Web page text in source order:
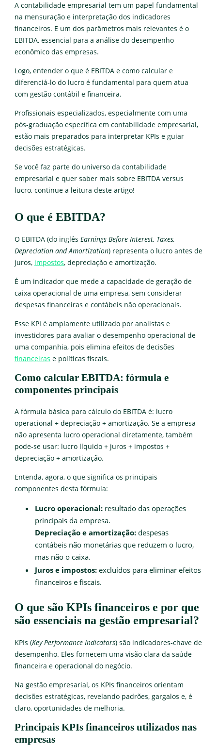
A contabilidade empresarial tem um papel fundamental
na mensuração e interpretação dos indicadores
financeiros. E um dos parâmetros mais relevantes é o
EBITDA, essencial para a análise do desempenho
econômico das empresas.
Logo, entender o que é EBITDA e como calcular e
diferenciá-lo do lucro é fundamental para quem atua
com gestão contábil e financeira.
Profissionais especializados, especialmente com uma
pós-graduação específica em contabilidade empresarial,
estão mais preparados para interpretar KPIs e guiar
decisões estratégicas.
Se você faz parte do universo da contabilidade
empresarial e quer saber mais sobre EBITDA versus
lucro, continue a leitura deste artigo!
O que é EBITDA?
O EBITDA (do inglês Earnings Before Interest, Taxes,
Depreciation and Amortization) representa o lucro antes de
juros, impostos, depreciação e amortização.
É um indicador que mede a capacidade de geração de
caixa operacional de uma empresa, sem considerar
despesas financeiras e contábeis não operacionais.
Esse KPI é amplamente utilizado por analistas e
investidores para avaliar o desempenho operacional de
uma companhia, pois elimina efeitos de decisões
financeiras e políticas fiscais.
Como calcular EBITDA: fórmula e
componentes principais
A fórmula básica para cálculo do EBITDA é: lucro
operacional + depreciação + amortização. Se a empresa
não apresenta lucro operacional diretamente, também
pode-se usar: lucro líquido + juros + impostos +
depreciação + amortização.
Entenda, agora, o que significa os principais
componentes desta fórmula:
Lucro operacional: resultado das operações
principais da empresa.
Depreciação e amortização: despesas
contábeis não monetárias que reduzem o lucro,
mas não o caixa.
Juros e impostos: excluídos para eliminar efeitos
financeiros e fiscais.
O que são KPIs financeiros e por que
são essenciais na gestão empresarial?
KPIs (Key Performance Indicators) são indicadores-chave de
desempenho. Eles fornecem uma visão clara da saúde
financeira e operacional do negócio.
Na gestão empresarial, os KPIs financeiros orientam
decisões estratégicas, revelando padrões, gargalos e, é
claro, oportunidades de melhoria.
Principais KPIs financeiros utilizados nas
empresas